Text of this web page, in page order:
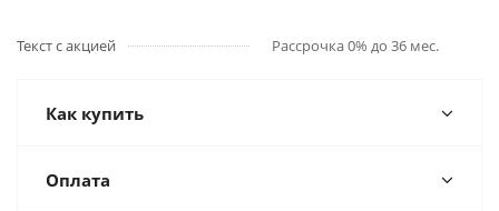
Текст с акцией Рассрочка 0% до 36 мес.
Как купить
Оплата